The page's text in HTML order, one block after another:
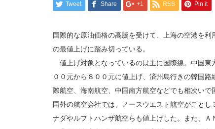
Tweet Share +1 RSS Pin it
国際的な原油価格の高騰を受けて、上海の空港を
の最値上げに踏み切っている。
値上げ対象となっているのは主に国際線。中国東
００元から８００元に値上げ、済州島行きの韓国
際航空、海南航空、中国南方航空などでも相次いで
国外の航空会社では、ノースウエスト航空がこと
ナダやルフトハンザ航空らも値上げした。また、Ａ